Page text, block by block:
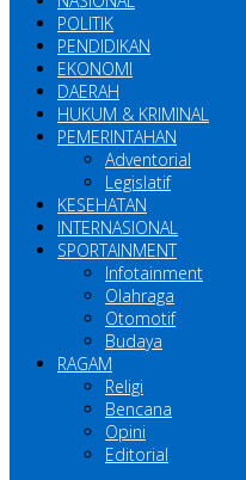
POLITIK
PENDIDIKAN
EKONOMI
DAERAH
HUKUM & KRIMINAL
PEMERINTAHAN
Adventorial
Legislatif
KESEHATAN
INTERNASIONAL
SPORTAINMENT
Infotainment
Olahraga
Otomotif
Budaya
RAGAM
Religi
Bencana
Opini
Editorial